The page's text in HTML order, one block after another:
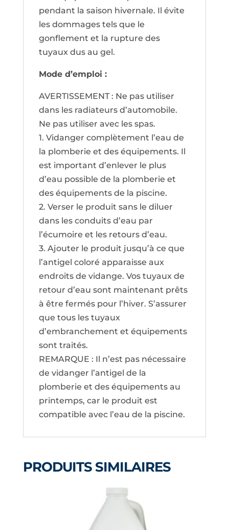
pendant la saison hivernale. Il évite
les dommages tels que le
gonflement et la rupture des
tuyaux dus au gel.
Mode d’emploi :
AVERTISSEMENT : Ne pas utiliser
dans les radiateurs d’automobile.
Ne pas utiliser avec les spas.
1. Vidanger complètement l’eau de
la plomberie et des équipements. Il
est important d’enlever le plus
d’eau possible de la plomberie et
des équipements de la piscine.
2. Verser le produit sans le diluer
dans les conduits d’eau par
l’écumoire et les retours d’eau.
3. Ajouter le produit jusqu’à ce que
l’antigel coloré apparaisse aux
endroits de vidange. Vos tuyaux de
retour d’eau sont maintenant prêts
à être fermés pour l’hiver. S’assurer
que tous les tuyaux
d’embranchement et équipements
sont traités.
REMARQUE : Il n’est pas nécessaire
de vidanger l’antigel de la
plomberie et des équipements au
printemps, car le produit est
compatible avec l’eau de la piscine.
PRODUITS SIMILAIRES